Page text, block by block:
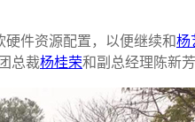
件资源配置，以便继续和杨
总裁杨桂荣和副总经理陈新